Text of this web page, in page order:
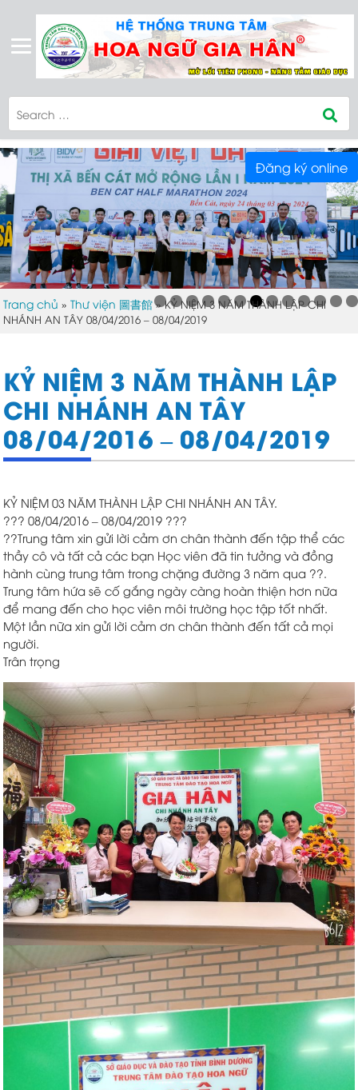
Trang chủ »Thư viện 圖書館»KỶ NIỆM 3 NĂM THÀNH LẬP CHI
NHÁNH AN TÂY 08/04/2016 – 08/04/2019
KỶ NIỆM 3 NĂM THÀNH LẬP
CHI NHÁNH AN TÂY
08/04/2016 – 08/04/2019
KỶ NIỆM 03 NĂM THÀNH LẬP CHI NHÁNH AN TÂY.
??? 08/04/2016 – 08/04/2019 ???
??Trung tâm xin gửi lời cảm ơn chân thành đến tập thể các
thầy cô và tất cả các bạn Học viên đã tin tưởng và đồng
hành cùng trung tâm trong chặng đường 3 năm qua ??.
Trung tâm hứa sẽ cố gắng ngày càng hoàn thiện hơn nữa
để mang đến cho học viên môi trường học tập tốt nhất.
Một lần nữa xin gửi lời cảm ơn chân thành đến tất cả mọi
người.
Trân trọng
Đăng ký online